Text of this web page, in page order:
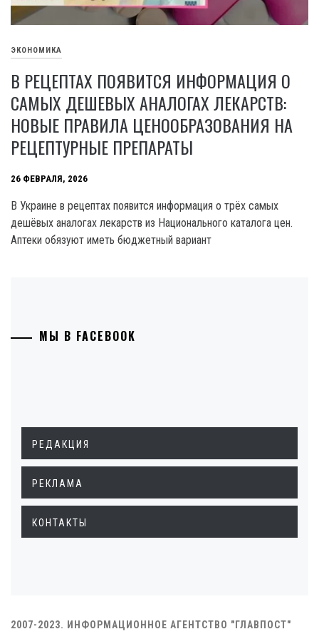
ЭКОНОМИКА
В РЕЦЕПТАХ ПОЯВИТСЯ ИНФОРМАЦИЯ О
САМЫХ ДЕШЕВЫХ АНАЛОГАХ ЛЕКАРСТВ:
НОВЫЕ ПРАВИЛА ЦЕНООБРАЗОВАНИЯ НА
РЕЦЕПТУРНЫЕ ПРЕПАРАТЫ
26 ФЕВРАЛЯ, 2026
В Украине в рецептах появится информация о трёх самых
дешёвых аналогах лекарств из Национального каталога цен.
Аптеки обязуют иметь бюджетный вариант
МЫ В FACEBOOK
РЕДАКЦИЯ
РЕКЛАМА
КОНТАКТЫ
2007-2023. ИНФОРМАЦИОННОЕ АГЕНТСТВО "ГЛАВПОСТ"